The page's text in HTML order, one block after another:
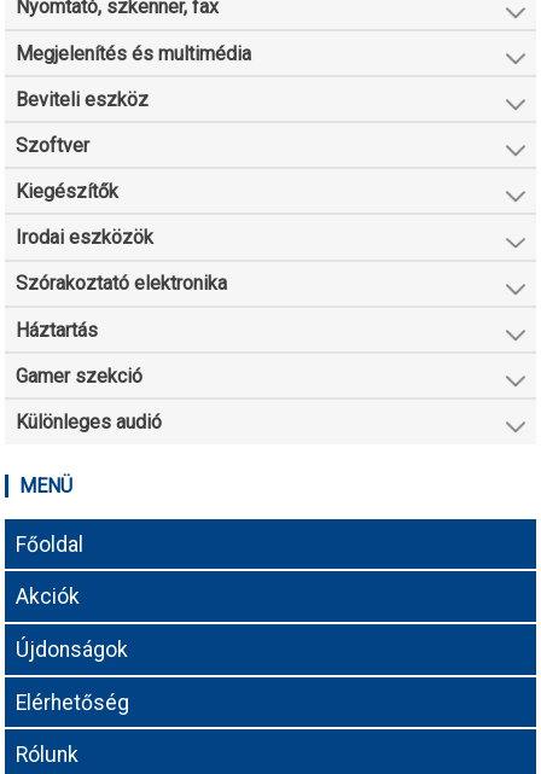
Nyomtató, szkenner, fax
Megjelenítés és multimédia
Beviteli eszköz
Szoftver
Kiegészítők
Irodai eszközök
Szórakoztató elektronika
Háztartás
Gamer szekció
Különleges audió
MENÜ
Főoldal
Akciók
Újdonságok
Elérhetőség
Rólunk